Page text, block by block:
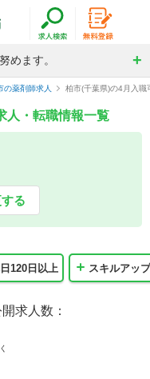
めます。
の薬剤師求人 柏市(千葉県)の4月入職
人・転職情報一覧
る
120日以上 スキルアップ
求人数：